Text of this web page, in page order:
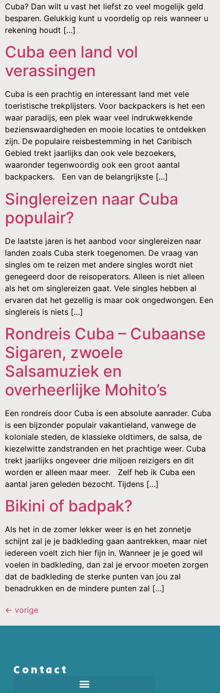
Cuba? Dan wilt u vast het liefst zo veel mogelijk geld
besparen. Gelukkig kunt u voordelig op reis wanneer u
rekening houdt […]
Cuba een land vol
verassingen
Cuba is een prachtig en interessant land met vele
toeristische trekplijsters. Voor backpackers is het een
waar paradijs, een plek waar veel indrukwekkende
bezienswaardigheden en mooie locaties te ontdekken
zijn. De populaire reisbestemming in het Caribisch
Gebied trekt jaarlijks dan ook vele bezoekers,
waaronder tegenwoordig ook een groot aantal
backpackers. Een van de belangrijkste […]
Singlereizen naar Cuba
populair?
De laatste jaren is het aanbod voor singlereizen naar
landen zoals Cuba sterk toegenomen. De vraag van
singles om te reizen met andere singles wordt niet
genegeerd door de reisoperators. Alleen is niet alleen
als het om singlereizen gaat. Vele singles hebben al
ervaren dat het gezellig is maar ook ongedwongen. Een
singlereis is niets […]
Rondreis Cuba – Cubaanse
Sigaren, zwoele
Salsamuziek en
overheerlijke Mohito’s
Een rondreis door Cuba is een absolute aanrader. Cuba
is een bijzonder populair vakantieland, vanwege de
koloniale steden, de klassieke oldtimers, de salsa, de
kiezelwitte zandstranden en het prachtige weer. Cuba
trekt jaarlijks ongeveer drie miljoen reizigers en dit
worden er alleen maar meer. Zelf heb ik Cuba een
aantal jaren geleden bezocht. Tijdens […]
Bikini of badpak?
Als het in de zomer lekker weer is en het zonnetje
schijnt zal je je badkleding gaan aantrekken, maar niet
iedereen voelt zich hier fijn in. Wanneer je je goed wil
voelen in badkleding, dan zal je ervoor moeten zorgen
dat de badkleding de sterke punten van jou zal
benadrukken en de mindere punten zal […]
← vorige
Contact